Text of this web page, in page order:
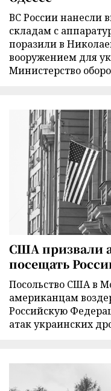
ВС России нанесли
складам с
поразили в
вооружением для
Министерство
США призвали
посещать
Посольство США в
американцам
Российскую
атак украинских